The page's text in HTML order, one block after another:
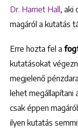
Dr. Harriet Hall, aki
magáról a kutatás
Erre hozta fel a
kutatásokat
megjelenő
lehet megállapítani
csak éppen
ilyen kutatás